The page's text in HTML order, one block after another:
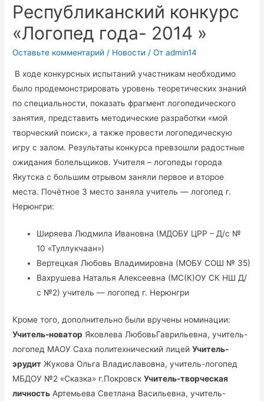
Республиканский конкурс
«Логопед года- 2014 »
Оставьте комментарий / Новости / От admin14
В ходе конкурсных испытаний участникам необходимо
было продемонстрировать уровень теоретических знаний
по специальности, показать фрагмент логопедического
занятия, представить методические разработки «мой
творческий поиск», а также провести логопедическую
игру с залом. Результаты конкурса превзошли радостные
ожидания болельщиков. Учителя – логопеды города
Якутска с большим отрывом заняли первое и второе
места. Почётное 3 место заняла учитель — логопед г.
Нерюнгри:
Ширяева Людмила Ивановна (МДОБУ ЦРР – Д/с №
10 «Туллукчаан»)
Вертецкая Любовь Владимировна (МОБУ СОШ № 35)
Вахрушева Наталья Алексеевна (МС(К)ОУ СК НШ Д/
с №2) учитель — логопед г. Нерюнгри
Кроме того, дополнительно были вручены номинации:
Учитель-новатор Яковлева ЛюбовьГаврильевна, учитель-
логопед МАОУ Саха политехнический лицейУчитель-
эрудит Жукова Ольга Владиславовна, учитель-логопед
МБДОУ №2 «Сказка» г.ПокровскУчитель-творческая
личность Артемьева Светлана Васильевна, учитель-